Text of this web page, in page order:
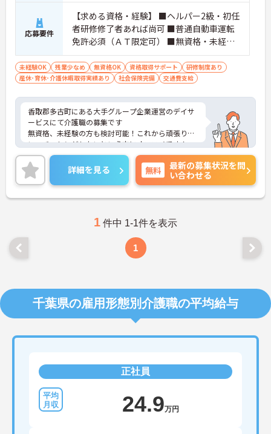
応募要件
【求める資格・経験】 ■ヘルパー2級・初任
者研修修了者あれば尚可 ■普通自動車運転
免許必須（ＡＴ限定可） ■無資格・未経験
検討可
未経験OK 残業少なめ 無資格OK 資格取得サポート
研修制度あり
産休･育休･介護休暇取得実績あり
社会保険完備 交通費支給
香取郡多古町にある大手グループ企業運営のデイサ
ービスにて介護職の募集です
無資格、未経験の方も検討可能！これから頑張りた
い、チャレンジしたいという方にオススメです！
ご興味ある方には、面接対策ポイントなど、さらに
詳細をお話しいたしますのでお気軽にご相談くださ
い。
詳細を見る 無料
最新の募集状況を問
い合わせる
1 件中 1-1件を表示
1
千葉県の雇用形態別介護職の平均給与
正社員
24.9万円